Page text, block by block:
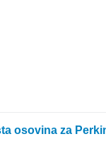
osovina za